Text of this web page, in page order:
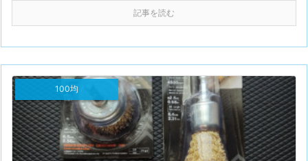
記事を読む
100均